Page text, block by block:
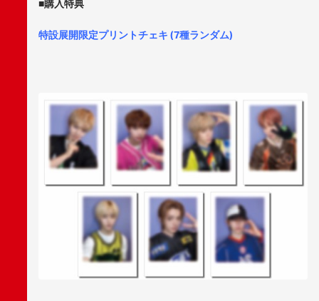
■購入特典
特設展開限定プリントチェキ (7種ランダム)